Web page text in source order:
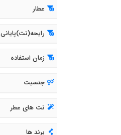
عطار
رایحه(نت)پایانی
زمان استفاده
جنسیت
نت های عطر
برند ها